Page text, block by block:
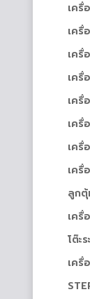
เครื่
เครื่
เครื่
เครื่
เครื่
เครื่
เครื่
เครื่
ลูกตุ้
เครื่
โต๊ะ
เครื่